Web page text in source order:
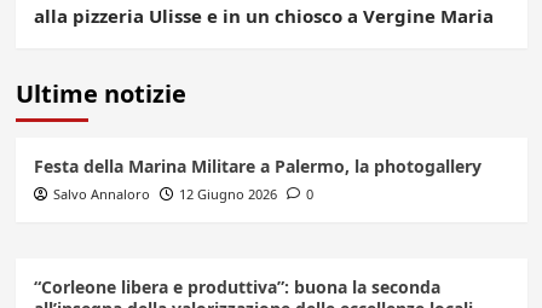
alla pizzeria Ulisse e in un chiosco a Vergine Maria
Ultime notizie
Festa della Marina Militare a Palermo, la photogallery
Salvo Annaloro 12 Giugno 2026 0
“Corleone libera e produttiva”: buona la seconda